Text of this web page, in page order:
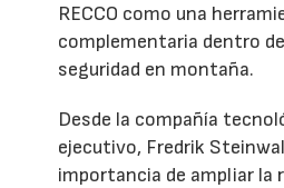
RECCO como una
complementaria dentro
seguridad en montaña.
Desde la compañía
ejecutivo, Fredrik
importancia de ampliar la